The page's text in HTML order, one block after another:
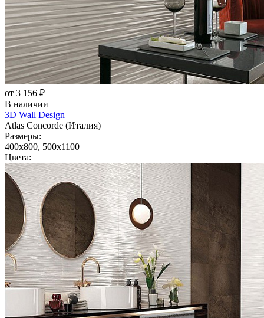
от 3 156 ₽
В наличии
3D Wall Design
Atlas Concorde (Италия)
Размеры:
400x800, 500x1100
Цвета: